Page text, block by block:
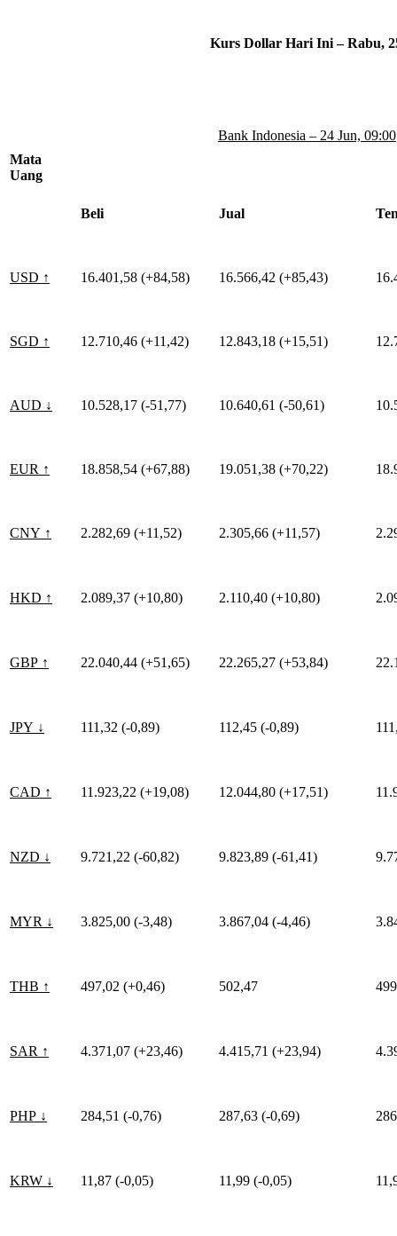
Kurs Dollar Hari Ini – Rabu,
Mata
Uang
Bank Indonesia – 24 Jun, 09:00
Beli Jual
USD ↑ 16.401,58 (+84,58) 16.566,42 (+85,43)
SGD ↑ 12.710,46 (+11,42) 12.843,18 (+15,51)
AUD ↓ 10.528,17 (-51,77) 10.640,61 (-50,61)
EUR ↑ 18.858,54 (+67,88) 19.051,38 (+70,22)
CNY ↑ 2.282,69 (+11,52) 2.305,66 (+11,57)
HKD ↑ 2.089,37 (+10,80) 2.110,40 (+10,80)
GBP ↑ 22.040,44 (+51,65) 22.265,27 (+53,84)
JPY ↓ 111,32 (-0,89) 112,45 (-0,89)
CAD ↑ 11.923,22 (+19,08) 12.044,80 (+17,51)
NZD ↓ 9.721,22 (-60,82) 9.823,89 (-61,41)
MYR ↓ 3.825,00 (-3,48) 3.867,04 (-4,46)
THB ↑ 497,02 (+0,46) 502,47
SAR ↑ 4.371,07 (+23,46) 4.415,71 (+23,94)
PHP ↓ 284,51 (-0,76) 287,63 (-0,69)
KRW ↓ 11,87 (-0,05) 11,99 (-0,05)